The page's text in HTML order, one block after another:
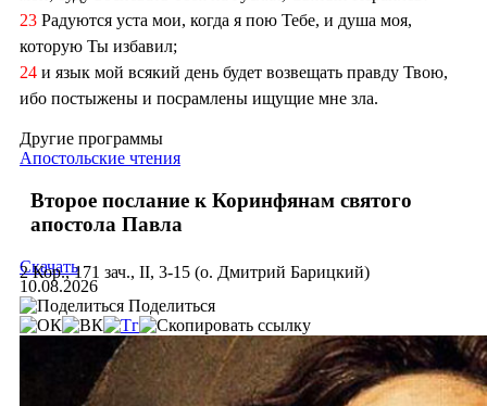
23 Радуются уста мои, когда я пою Тебе, и душа моя,
которую Ты избавил;
24 и язык мой всякий день будет возвещать правду Твою,
ибо постыжены и посрамлены ищущие мне зла.
Другие программы
Апостольские чтения
Второе послание к Коринфянам святого
апостола Павла
2 Кор., 171 зач., II, 3-15 (о. Дмитрий Барицкий)
Скачать
10.08.2026
Поделиться